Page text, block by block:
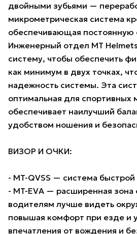
двойными зубьями —
микрометрическая система
обеспечивающая
Инженерный отдел MT
систему, чтобы обеспечить
как минимум в двух точках,
надежность системы. Эта
оптимальная для спортивных
обеспечивает наилучший
удобством ношения и
ВИЗОР И ОЧКИ:
- MT-QVSS — система
- MT-EVA — расширенная зона
водителям лучше видеть
повышая комфорт при езде и
впечатления от вождения и